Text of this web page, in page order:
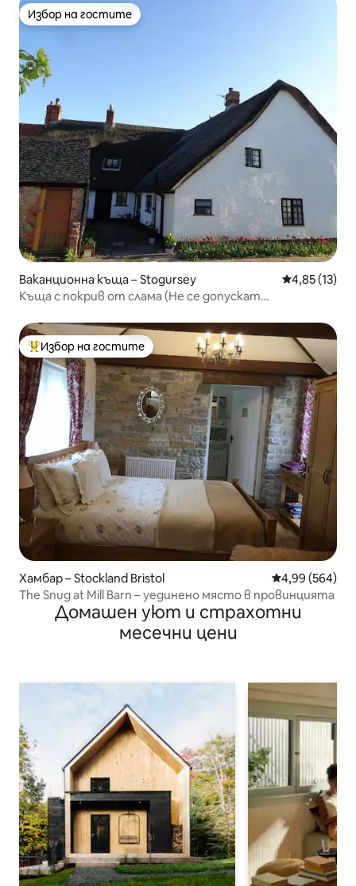
Избор на гостите
Избор на гостите
Ваканционна къща – Stogursey Средна
4,85 (13)
Къща с покрив от слама (Не се допускат
възможност за зареждане)
Най-популярен избор на гостите
Избор на гостите
Хамбар – Stockland Bristol Средна
4,99 (564)
The Snug at Mill Barn – уединено място в провинцията
Домашен уют и страхотни
месечни цени